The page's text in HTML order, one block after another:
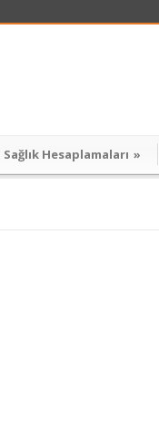
Sağlık Hesaplamaları »